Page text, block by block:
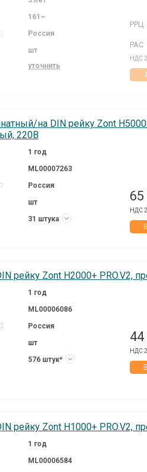
161~
Россия
шт
уточнить
РРЦ
РАС
НДС
на DIN рейку Zont
220В
1 год
ML00007263
Россия
шт
31 штука
НДС
рейку Zont H2000+ PRO.V2,
1 год
ML00006086
Россия
шт
576 штук*
НДС
рейку Zont H1000+ PRO.V2,
1 год
ML00006584